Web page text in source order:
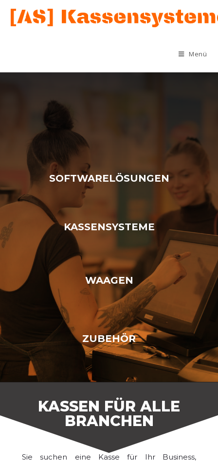
Menü
SOFTWARELÖSUNGEN
KASSENSYSTEME
WAAGEN
ZUBEHÖR
KASSEN FÜR ALLE
BRANCHEN
Sie suchen eine Kasse für Ihr Business,